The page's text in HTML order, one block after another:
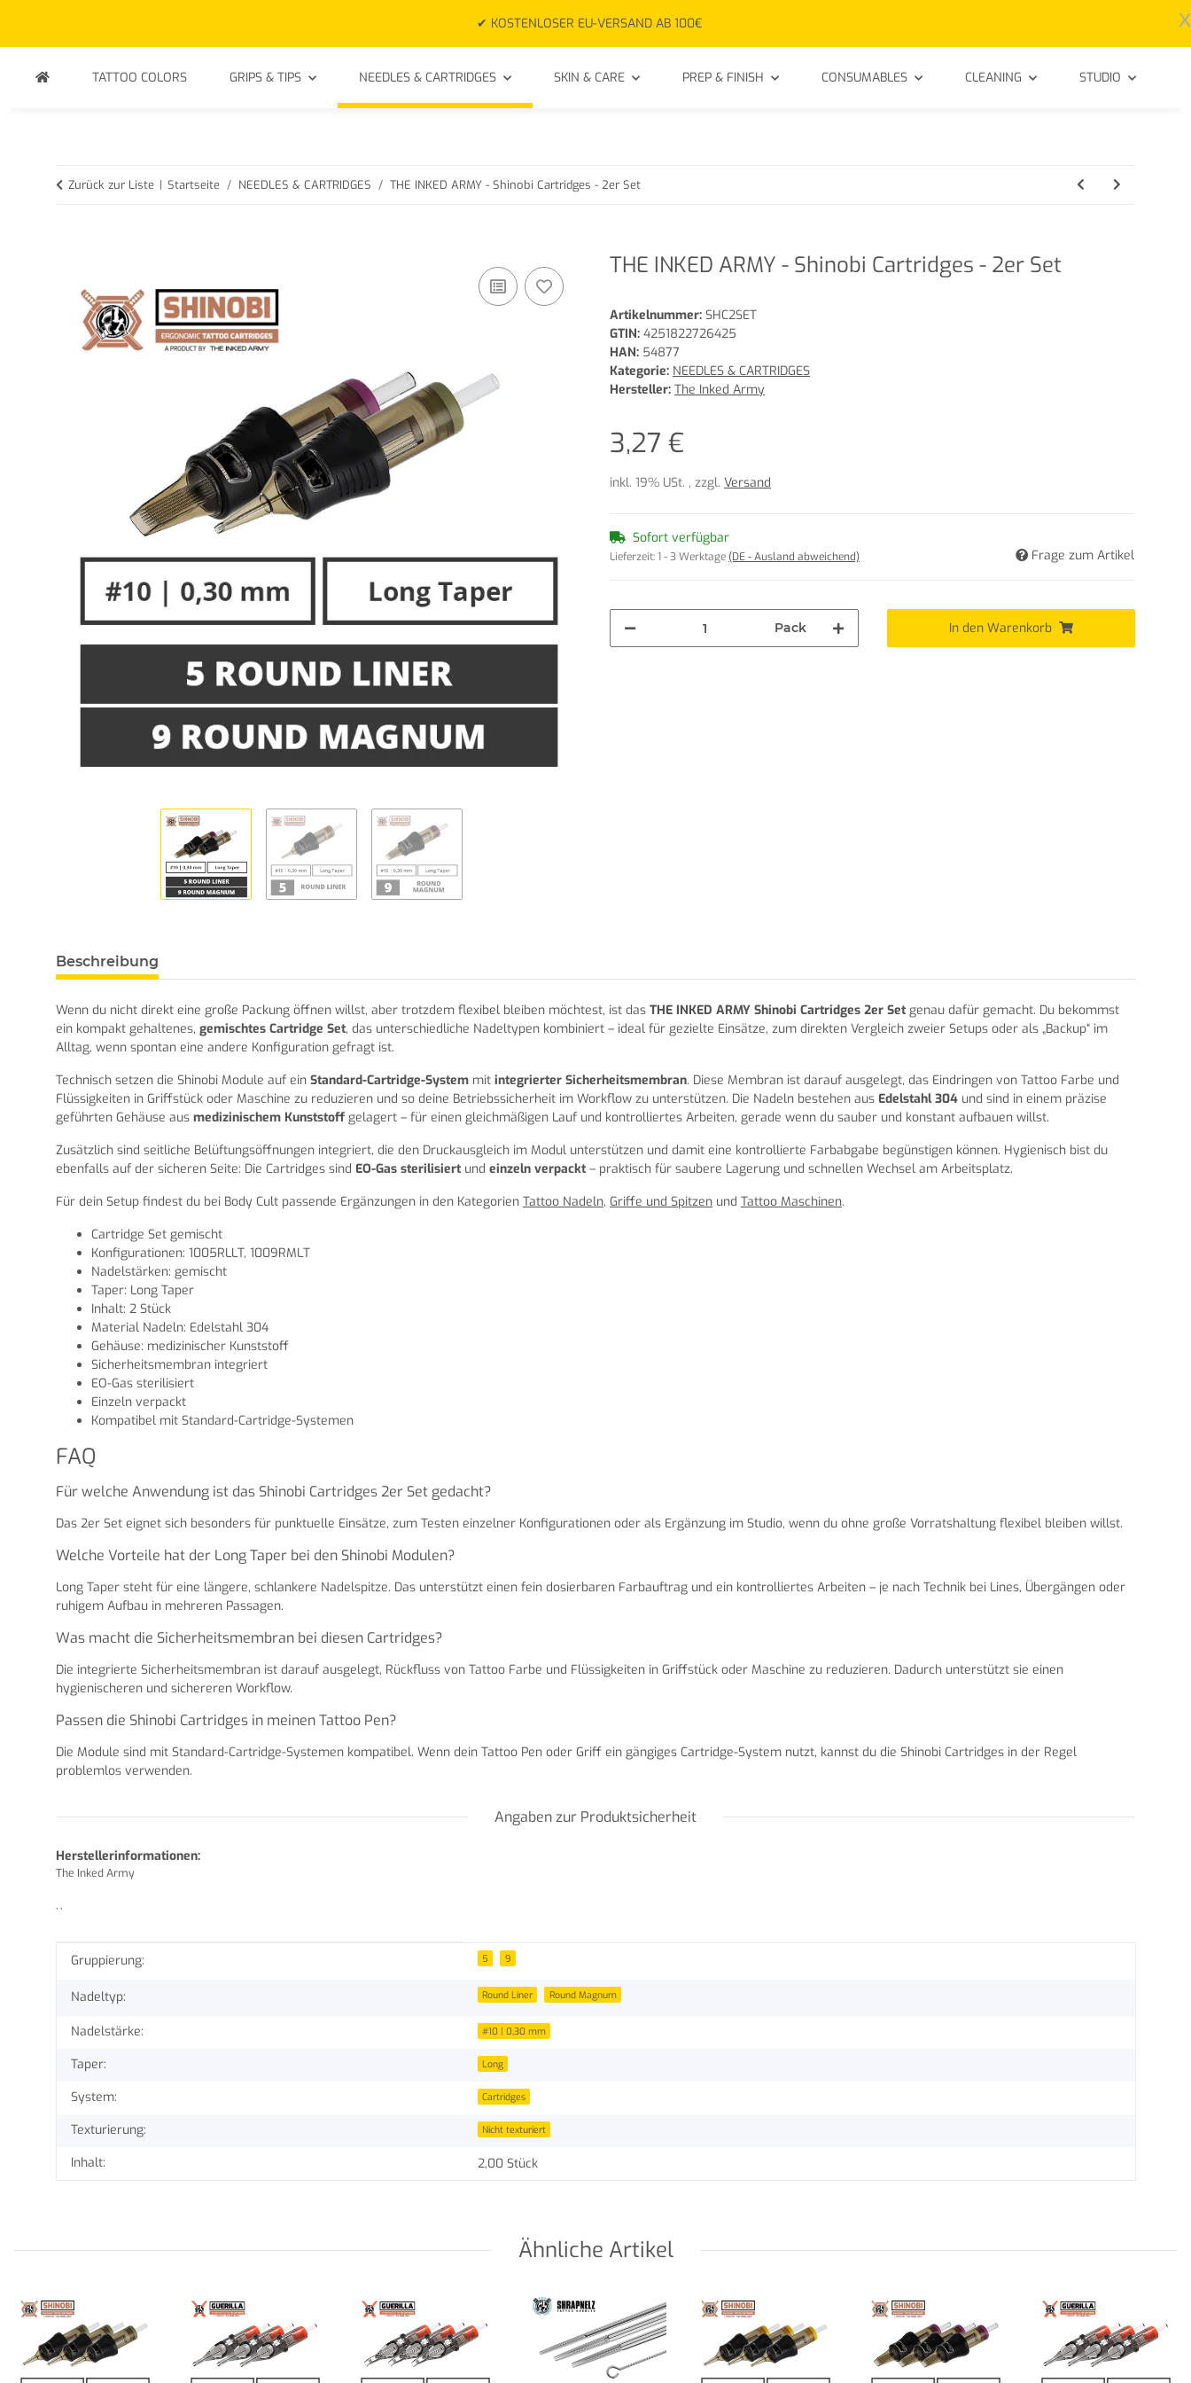
x
✔ KOSTENLOSER EU-VERSAND AB 100€
TATTOO COLORS GRIPS & TIPS NEEDLES & CARTRIDGES SKIN & CARE PREP & FINISH CONSUMABLES CLEANING STUDIO
Zurück zur Liste Startseite NEEDLES & CARTRIDGES THE INKED ARMY - Shinobi Cartridges - 2er Set
THE INKED ARMY - Shinobi Cartridges - 2er Set
Artikelnummer: SHC2SET
GTIN: 4251822726425
HAN: 54877
Kategorie: NEEDLES & CARTRIDGES
Hersteller: The Inked Army
3,27 €
inkl. 19% USt. , zzgl. Versand
Sofort verfügbar
Lieferzeit:1 - 3 Werktage (DE - Ausland abweichend) Frage zum Artikel
Pack In den Warenkorb
Beschreibung
Wenn du nicht direkt eine große Packung öffnen willst, aber trotzdem flexibel bleiben möchtest, ist das THE INKED ARMY Shinobi Cartridges 2er Set genau dafür gemacht. Du bekommst
ein kompakt gehaltenes, gemischtes Cartridge Set, das unterschiedliche Nadeltypen kombiniert – ideal für gezielte Einsätze, zum direkten Vergleich zweier Setups oder als „Backup“ im
Alltag, wenn spontan eine andere Konfiguration gefragt ist.
Technisch setzen die Shinobi Module auf ein Standard-Cartridge-System mit integrierter Sicherheitsmembran. Diese Membran ist darauf ausgelegt, das Eindringen von Tattoo Farbe und
Flüssigkeiten in Griffstück oder Maschine zu reduzieren und so deine Betriebssicherheit im Workflow zu unterstützen. Die Nadeln bestehen aus Edelstahl 304 und sind in einem präzise
geführten Gehäuse aus medizinischem Kunststoff gelagert – für einen gleichmäßigen Lauf und kontrolliertes Arbeiten, gerade wenn du sauber und konstant aufbauen willst.
Zusätzlich sind seitliche Belüftungsöffnungen integriert, die den Druckausgleich im Modul unterstützen und damit eine kontrollierte Farbabgabe begünstigen können. Hygienisch bist du
ebenfalls auf der sicheren Seite: Die Cartridges sind EO-Gas sterilisiert und einzeln verpackt – praktisch für saubere Lagerung und schnellen Wechsel am Arbeitsplatz.
Für dein Setup findest du bei Body Cult passende Ergänzungen in den Kategorien Tattoo Nadeln, Griffe und Spitzen und Tattoo Maschinen.
Cartridge Set gemischt
Konfigurationen: 1005RLLT, 1009RMLT
Nadelstärken: gemischt
Taper: Long Taper
Inhalt: 2 Stück
Material Nadeln: Edelstahl 304
Gehäuse: medizinischer Kunststoff
Sicherheitsmembran integriert
EO-Gas sterilisiert
Einzeln verpackt
Kompatibel mit Standard-Cartridge-Systemen
FAQ
Für welche Anwendung ist das Shinobi Cartridges 2er Set gedacht?
Das 2er Set eignet sich besonders für punktuelle Einsätze, zum Testen einzelner Konfigurationen oder als Ergänzung im Studio, wenn du ohne große Vorratshaltung flexibel bleiben willst.
Welche Vorteile hat der Long Taper bei den Shinobi Modulen?
Long Taper steht für eine längere, schlankere Nadelspitze. Das unterstützt einen fein dosierbaren Farbauftrag und ein kontrolliertes Arbeiten – je nach Technik bei Lines, Übergängen oder
ruhigem Aufbau in mehreren Passagen.
Was macht die Sicherheitsmembran bei diesen Cartridges?
Die integrierte Sicherheitsmembran ist darauf ausgelegt, Rückfluss von Tattoo Farbe und Flüssigkeiten in Griffstück oder Maschine zu reduzieren. Dadurch unterstützt sie einen
hygienischeren und sichereren Workflow.
Passen die Shinobi Cartridges in meinen Tattoo Pen?
Die Module sind mit Standard-Cartridge-Systemen kompatibel. Wenn dein Tattoo Pen oder Griff ein gängiges Cartridge-System nutzt, kannst du die Shinobi Cartridges in der Regel
problemlos verwenden.
Angaben zur Produktsicherheit
Herstellerinformationen:
The Inked Army
, ,
Produkteigenschaft
Wert
Gruppierung: 5 9
Nadeltyp: Round Liner Round Magnum
Nadelstärke: #10 | 0,30 mm
Taper: Long
System: Cartridges
Texturierung: Nicht texturiert
Inhalt: 2,00 Stück
Ähnliche Artikel